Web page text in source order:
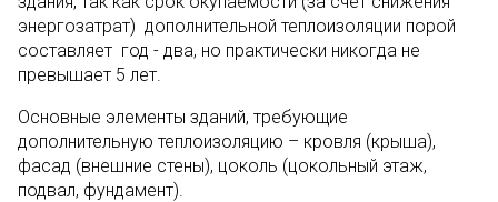
энергозатрат) дополнительной теплоизоляции порой
составляет год - два, но практически никогда не
превышает 5 лет.
Основные элементы зданий, требующие
дополнительную теплоизоляцию – кровля (крыша),
фасад (внешние стены), цоколь (цокольный этаж,
подвал, фундамент).